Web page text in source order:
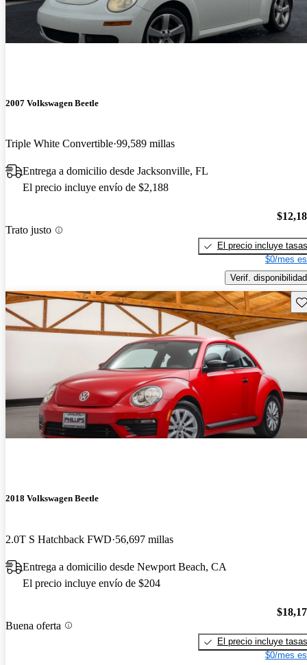
2007 Volkswagen Beetle
Triple White Convertible 99,589 millas
Entrega a domicilio desde Jacksonville, FL
El precio incluye envío de $2,188
Trato justo
El precio incluye tasas
$0/mes
Verif. disponibilidad
2018 Volkswagen Beetle
2.0T S Hatchback FWD 56,697 millas
Entrega a domicilio desde Newport Beach, CA
El precio incluye envío de $204
Buena oferta
El precio incluye tasas
$0/mes